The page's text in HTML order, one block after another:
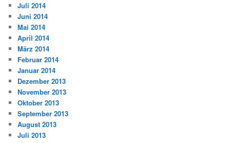
Juli 2014
Juni 2014
Mai 2014
April 2014
März 2014
Februar 2014
Januar 2014
Dezember 2013
November 2013
Oktober 2013
September 2013
August 2013
Juli 2013